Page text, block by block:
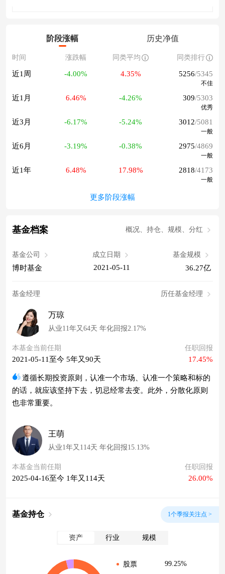
阶段涨幅 历史净值
时间 涨跌幅 同类平均 同类排行
近1周 -4.00% 4.35% 5256/5345
不佳
近1月 6.46% -4.26% 309/5303
优秀
近3月 -6.17% -5.24% 3012/5081
一般
近6月 -3.19% -0.38% 2975/4869
一般
近1年 6.48% 17.98% 2818/4173
一般
更多阶段涨幅
基金档案 概况、持仓、规模、分红
基金公司
博时基金
成立日期
2021-05-11
基金规模
36.27亿
基金经理 历任基金经理
万琼
从业11年又64天 年化回报2.17%
本基金当前任期
2021-05-11至今 5年又90天
任职回报
17.45%
遵循长期投资原则，认准一个市场、认准一个策略和标的
的话，就应该坚持下去，切忌经常去变。此外，分散化原则
也非常重要。
王萌
从业1年又114天 年化回报15.13%
本基金当前任期
2025-04-16至今 1年又114天
任职回报
26.00%
基金持仓 1个季报关注点 >
资产 行业 规模
股票
99.25%